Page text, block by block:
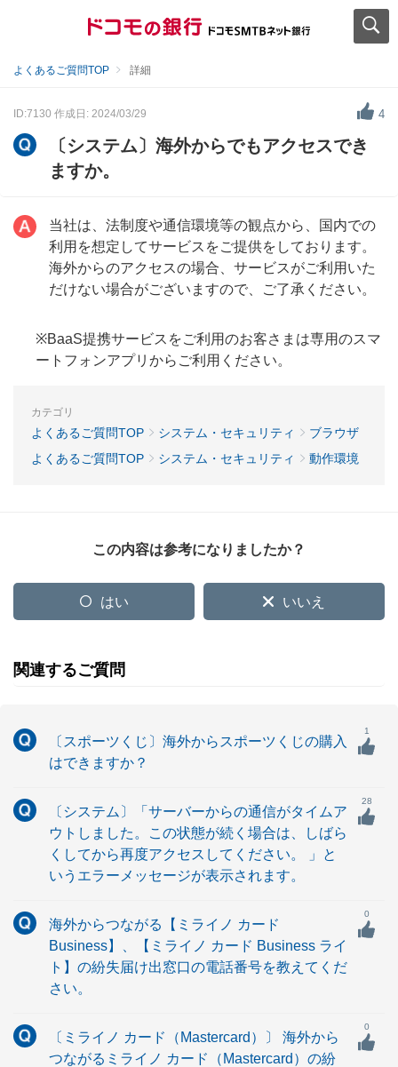
よくあるご質問TOP 詳細
ID:7130 作成日: 2024/03/29 4
〔システム〕海外からでもアクセスでき
ますか。
当社は、法制度や通信環境等の観点から、国内での
利用を想定してサービスをご提供をしております。
海外からのアクセスの場合、サービスがご利用いた
だけない場合がございますので、ご了承ください。
※BaaS提携サービスをご利用のお客さまは専用のスマ
ートフォンアプリからご利用ください。
カテゴリ
よくあるご質問TOP システム・セキュリティ
ブラウザ
よくあるご質問TOP
システム・セキュリティ 動作環境
この内容は参考になりましたか？
はい いいえ
関連するご質問
〔スポーツくじ〕海外からスポーツくじの購入
はできますか？
1
〔システム〕「サーバーからの通信がタイムア
ウトしました。この状態が続く場合は、しばら
くしてから再度アクセスしてください。 」と
いうエラーメッセージが表示されます。
28
海外からつながる【ミライノ カード
Business】、【ミライノ カード Business ライ
ト】の紛失届け出窓口の電話番号を教えてくだ
さい。
0
〔ミライノ カード（Mastercard）〕 海外から
つながるミライノ カード（Mastercard）の紛
0